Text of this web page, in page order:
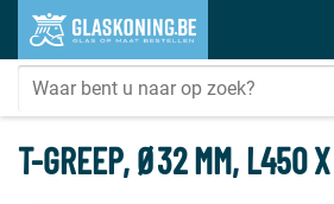
T-GREEP, Ø32 MM, L450